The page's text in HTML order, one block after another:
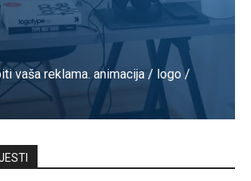
vaša reklama. animacija / logo /
nas